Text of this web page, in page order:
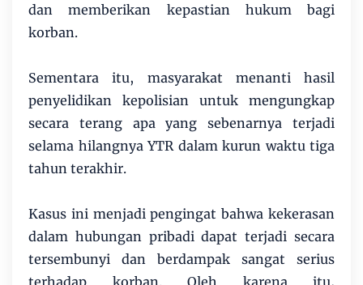
dan memberikan kepastian hukum bagi
korban.
Sementara itu, masyarakat menanti hasil
penyelidikan kepolisian untuk mengungkap
secara terang apa yang sebenarnya terjadi
selama hilangnya YTR dalam kurun waktu tiga
tahun terakhir.
Kasus ini menjadi pengingat bahwa kekerasan
dalam hubungan pribadi dapat terjadi secara
tersembunyi dan berdampak sangat serius
terhadap korban. Oleh karena itu,